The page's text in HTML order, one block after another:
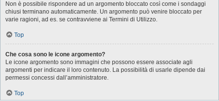
Non è possibile rispondere ad un argomento bloccato così come i sondaggi
chiusi terminano automaticamente. Un argomento può venire bloccato per
varie ragioni, ad es. se contravviene ai Termini di Utilizzo.
Top
Che cosa sono le icone argomento?
Le icone argomento sono immagini che possono essere associate agli
argomenti per indicare il loro contenuto. La possibilità di usarle dipende dai
permessi concessi dall’amministratore.
Top